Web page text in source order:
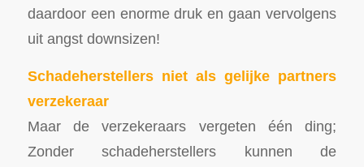
daardoor een enorme druk en gaan vervolgens
uit angst downsizen!
Schadeherstellers niet als gelijke partners
verzekeraar
Maar de verzekeraars vergeten één ding;
Zonder schadeherstellers kunnen de